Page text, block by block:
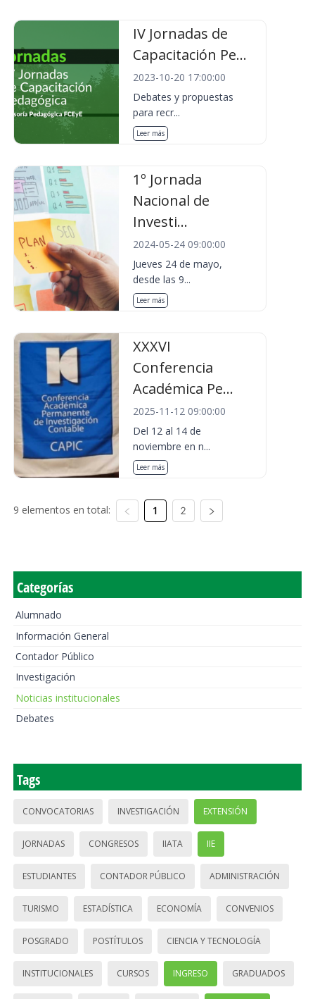
IV Jornadas de
Capacitación Pe...
2023-10-20 17:00:00
Debates y propuestas
para recr...
Leer más
1º Jornada
Nacional de
Investi...
2024-05-24 09:00:00
Jueves 24 de mayo,
desde las 9...
Leer más
XXXVI
Conferencia
Académica Pe...
2025-11-12 09:00:00
Del 12 al 14 de
noviembre en n...
Leer más
9 elementos en total: 1 2
Categorías
Alumnado
Información General
Contador Público
Investigación
Noticias institucionales
Debates
Tags
CONVOCATORIAS INVESTIGACIÓN EXTENSIÓN
JORNADAS CONGRESOS IIATA IIE
ESTUDIANTES CONTADOR PÚBLICO ADMINISTRACIÓN
TURISMO ESTADÍSTICA ECONOMÍA CONVENIOS
POSGRADO POSTÍTULOS CIENCIA Y TECNOLOGÍA
INSTITUCIONALES CURSOS INGRESO GRADUADOS